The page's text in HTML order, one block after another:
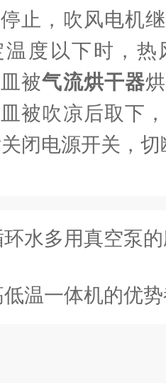
止，吹风电机
度以下时，热
被气流烘干器
被吹凉后取下
闭电源开关，
环水多用真空泵
低温一体机的优